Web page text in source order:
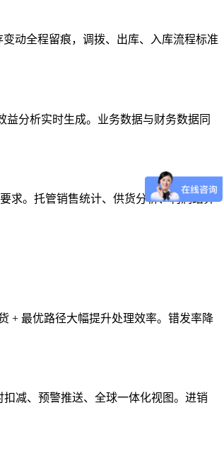
动全程留痕，调拨、出库、入库流程标准
分析实时生成。业务数据与财务数据同
求。托管销售统计、供货分析、利润结算
+ 最优路径大幅提升处理效率。错发率降
减、预警推送、全球一体化视图。进销